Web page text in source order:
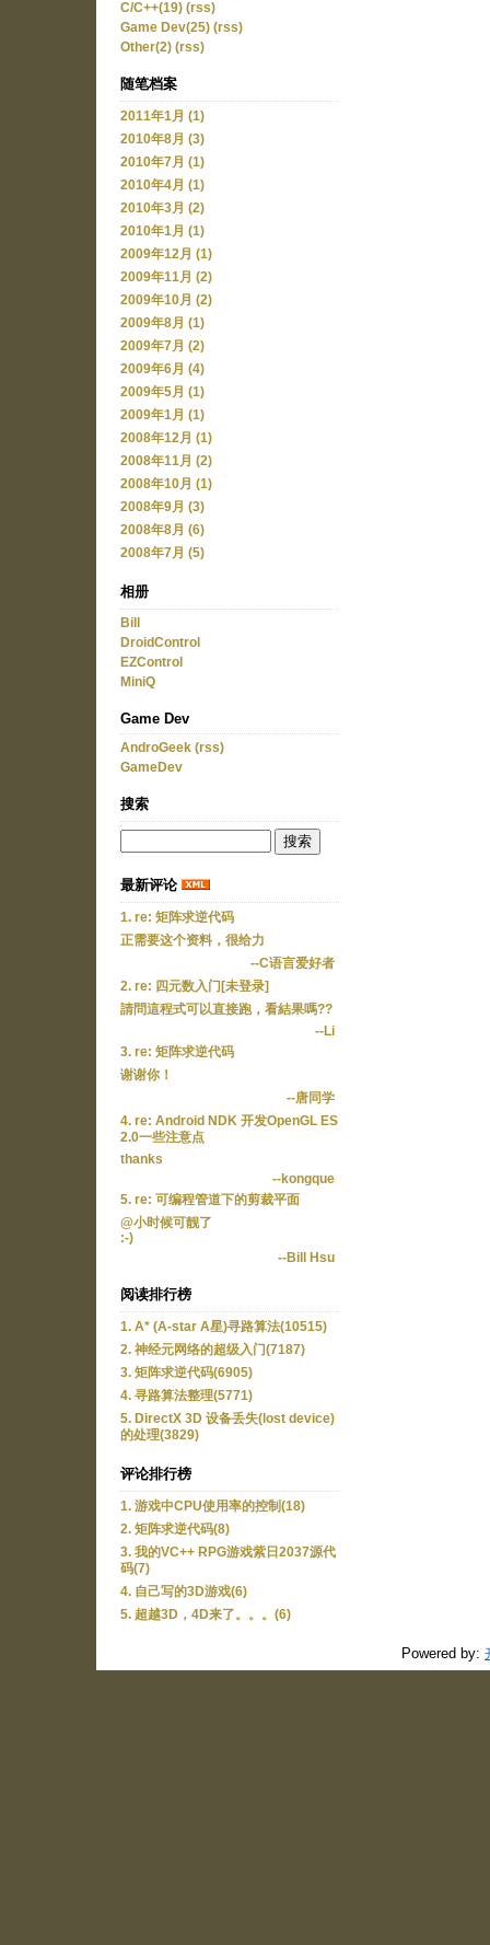
C/C++(19) (rss)
Game Dev(25) (rss)
Other(2) (rss)
随笔档案
2011年1月 (1)
2010年8月 (3)
2010年7月 (1)
2010年4月 (1)
2010年3月 (2)
2010年1月 (1)
2009年12月 (1)
2009年11月 (2)
2009年10月 (2)
2009年8月 (1)
2009年7月 (2)
2009年6月 (4)
2009年5月 (1)
2009年1月 (1)
2008年12月 (1)
2008年11月 (2)
2008年10月 (1)
2008年9月 (3)
2008年8月 (6)
2008年7月 (5)
相册
Bill
DroidControl
EZControl
MiniQ
Game Dev
AndroGeek (rss)
GameDev
搜索
最新评论
1. re: 矩阵求逆代码
正需要这个资料，很给力
--C语言爱好者
2. re: 四元数入门[未登录]
請問這程式可以直接跑，看結果嗎??
--Li
3. re: 矩阵求逆代码
谢谢你！
--唐同学
4. re: Android NDK 开发OpenGL ES
2.0一些注意点
thanks
--kongque
5. re: 可编程管道下的剪裁平面
@小时候可靓了
:-)
--Bill Hsu
阅读排行榜
1. A* (A-star A星)寻路算法(10515)
2. 神经元网络的超级入门(7187)
3. 矩阵求逆代码(6905)
4. 寻路算法整理(5771)
5. DirectX 3D 设备丢失(lost device)
的处理(3829)
评论排行榜
1. 游戏中CPU使用率的控制(18)
2. 矩阵求逆代码(8)
3. 我的VC++ RPG游戏紫日2037源代
码(7)
4. 自己写的3D游戏(6)
5. 超越3D，4D来了。。。(6)
Powered by: